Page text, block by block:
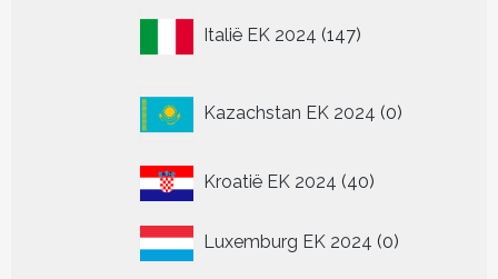
Italië EK 2024 147
producten
Kazachstan EK 2024 0
producten
Kroatië EK 2024 4040
Luxemburg EK 2024 00